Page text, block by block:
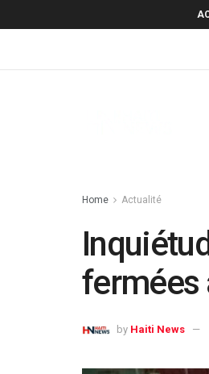
Home Actualité
fermées
by Haiti News